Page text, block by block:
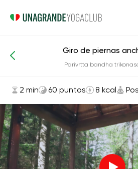
Asanas y ejercicios Posturas de
Giro de piernas
Parivrtta bandha
2 min 60 puntos 8 kcal